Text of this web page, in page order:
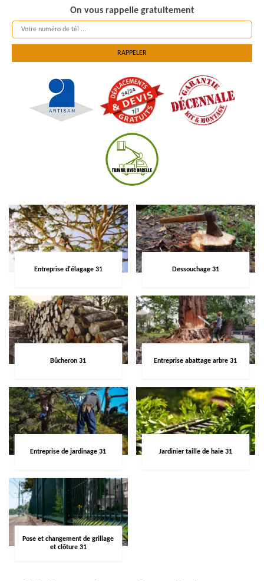
On vous rappelle gratuitement
Entreprise d'élagage 31 Dessouchage 31
Bûcheron 31 Entreprise abattage arbre 31
Entreprise de jardinage 31 Jardinier taille de haie 31
Pose et changement de grillage
et clôture 31